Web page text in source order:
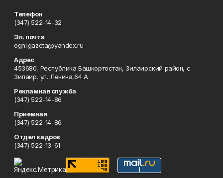
Телефон
(347) 522-14-32
Эл. почта
ogni.gazeta@yandex.ru
Адрес
453680, Республика Башкортостан, Зилаирский район, с.
Зилаир, ул. Ленина,64 А
Рекламная служба
(347) 522-14-86
Приемная
(347) 522-14-86
Отдел кадров
(347) 522-13-61